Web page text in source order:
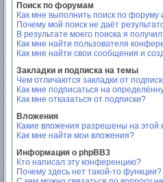
Поиск по форумам
Как мне выполнить поиск по
Почему мой поиск не даёт
В результате моего поиска я
Как мне найти пользователя
Как мне найти свои сообщения и
Закладки и подписка на темы
Чем отличаются закладки от
Как мне подписаться на
Как мне отказаться от подписки?
Вложения
Какие вложения разрешены на этой
Как мне найти мои вложения?
Информация о phpBB3
Кто написал эту конференцию?
Почему здесь нет такой-то функции?